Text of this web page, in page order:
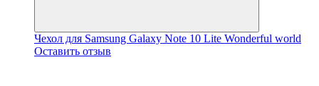
Чехол для Samsung Galaxy Note 10 Lite Wonderful world
Оставить отзыв